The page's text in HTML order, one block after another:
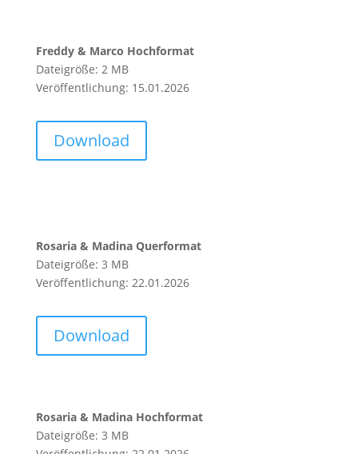
Freddy & Marco Hochformat
Dateigröße: 2 MB
Veröffentlichung: 15.01.2026
Download
Rosaria & Madina Querformat
Dateigröße: 3 MB
Veröffentlichung: 22.01.2026
Download
Rosaria & Madina Hochformat
Dateigröße: 3 MB